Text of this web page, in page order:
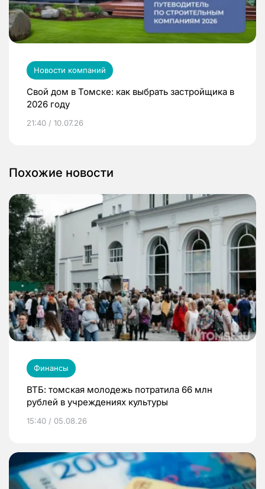
Новости компаний
Свой дом в Томске: как выбрать застройщика в
2026 году
21:40 / 10.07.26
Похожие новости
Финансы
ВТБ: томская молодежь потратила 66 млн
рублей в учреждениях культуры
15:40 / 05.08.26